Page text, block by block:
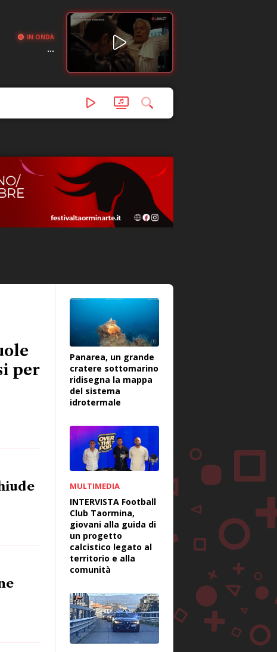
IN ONDA
...
per
Panarea, un grande
cratere sottomarino
ridisegna la mappa
del sistema
idrotermale
MULTIMEDIA
INTERVISTA Football
Club Taormina,
giovani alla guida di
un progetto
calcistico legato al
territorio e alla
comunità